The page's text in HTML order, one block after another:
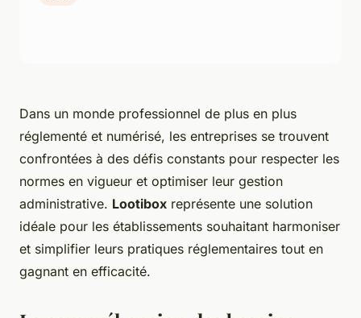
Dans un monde professionnel de plus en plus
réglementé et numérisé, les entreprises se trouvent
confrontées à des défis constants pour respecter les
normes en vigueur et optimiser leur gestion
administrative. Lootibox représente une solution
idéale pour les établissements souhaitant harmoniser
et simplifier leurs pratiques réglementaires tout en
gagnant en efficacité.